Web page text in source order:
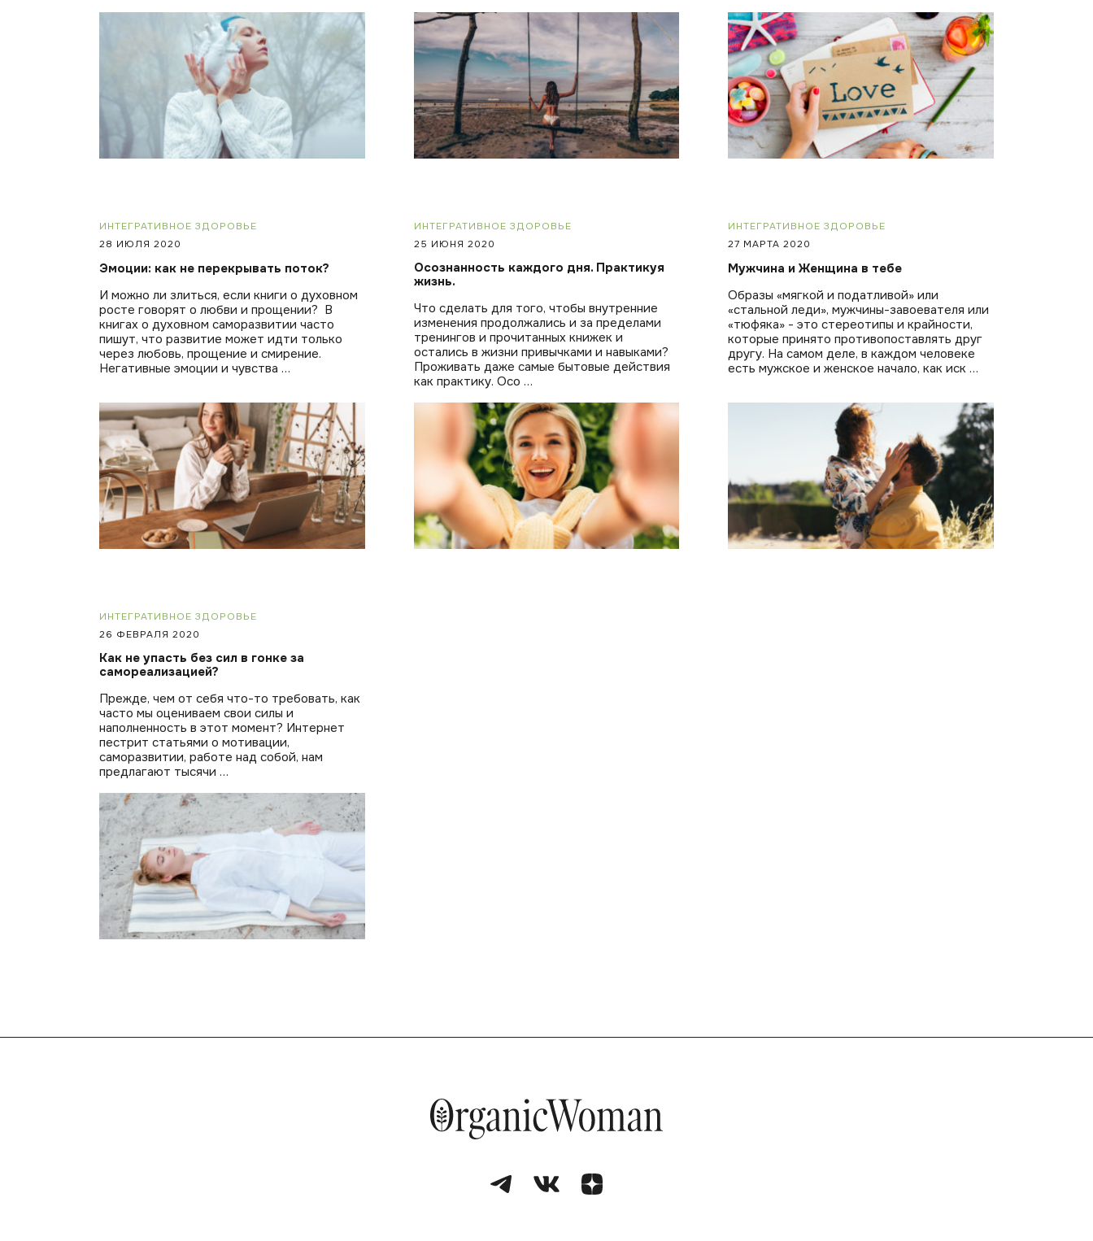
ИНТЕГРАТИВНОЕ ЗДОРОВЬЕ
28 ИЮЛЯ 2020
Эмоции: как не перекрывать поток?
И можно ли злиться, если книги о духовном
росте говорят о любви и прощении? В
книгах о духовном саморазвитии часто
пишут, что развитие может идти только
через любовь, прощение и смирение.
Негативные эмоции и чувства …
ИНТЕГРАТИВНОЕ ЗДОРОВЬЕ
25 ИЮНЯ 2020
Осознанность каждого дня. Практикуя
жизнь.
Что сделать для того, чтобы внутренние
изменения продолжались и за пределами
тренингов и прочитанных книжек и
остались в жизни привычками и навыками?
Проживать даже самые бытовые действия
как практику. Осо …
ИНТЕГРАТИВНОЕ ЗДОРОВЬЕ
27 МАРТА 2020
Мужчина и Женщина в тебе
Образы «мягкой и податливой» или
«стальной леди», мужчины-завоевателя или
«тюфяка» - это стереотипы и крайности,
которые принято противопоставлять друг
другу. На самом деле, в каждом человеке
есть мужское и женское начало, как иск …
ИНТЕГРАТИВНОЕ ЗДОРОВЬЕ
26 ФЕВРАЛЯ 2020
Как не упасть без сил в гонке за
самореализацией?
Прежде, чем от себя что-то требовать, как
часто мы оцениваем свои силы и
наполненность в этот момент? Интернет
пестрит статьями о мотивации,
саморазвитии, работе над собой, нам
предлагают тысячи …